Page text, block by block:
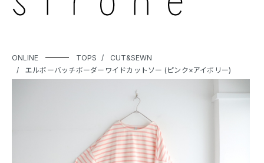
ONLINE TOPS
CUT&SEWN
エルボーバッチボーダーワイドカットソー (ピンク×アイボリー)